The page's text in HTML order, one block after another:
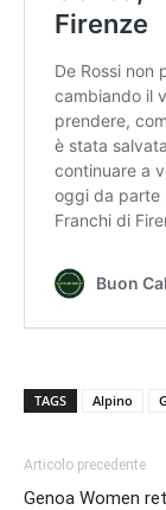
TAGS Alpino
Articolo precedente
Genoa Women